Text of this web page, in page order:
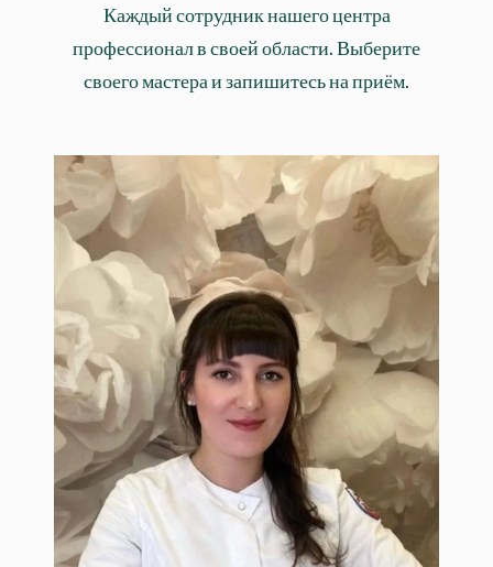
Каждый сотрудник нашего центра
профессионал в своей области. Выберите
своего мастера и запишитесь на приём.
Савина Лилия
Врач-косметолог. Специалист по
инъекционной косметологии.